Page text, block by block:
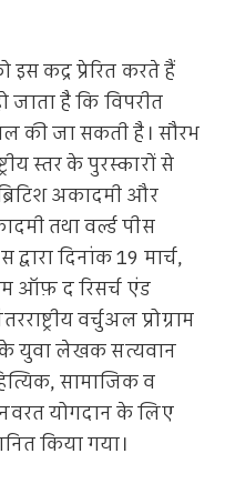
कद्र प्रेरित करते हैं
है कि विपरीत
की जा सकती है। सौरभ
स्तर के पुरस्कारों से
अकादमी और
तथा वर्ल्ड पीस
दिनांक 19 मार्च,
ऑफ़ द रिसर्च एंड
वर्चुअल प्रोग्राम
के युवा लेखक सत्यवान
सामाजिक व
योगदान के लिए
किया गया।